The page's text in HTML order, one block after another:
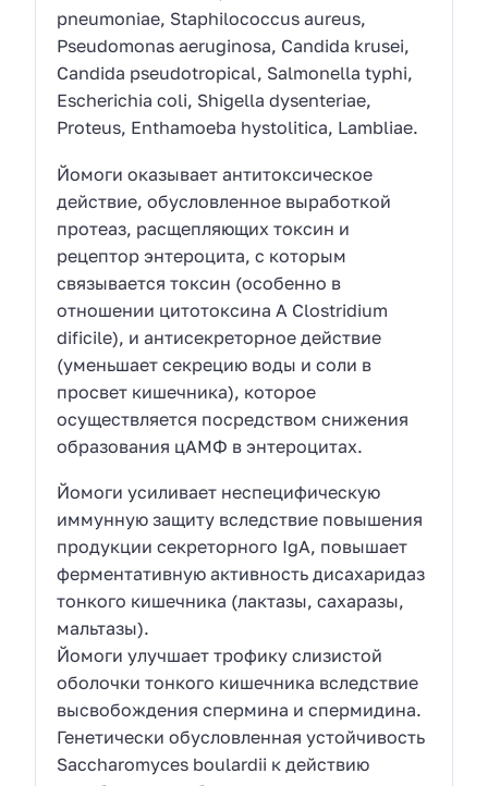
pneumoniae, Staphilococcus aureus,
Pseudomonas aeruginosa, Candida krusei,
Candida pseudotropical, Salmonella typhi,
Escherichia coli, Shigella dysenteriae,
Proteus, Enthamoeba hystolitica, Lambliae.
Йомоги оказывает антитоксическое
действие, обусловленное выработкой
протеаз, расщепляющих токсин и
рецептор энтероцита, с которым
связывается токсин (особенно в
отношении цитотоксина А Clostridium
dificile), и антисекреторное действие
(уменьшает секрецию воды и соли в
просвет кишечника), которое
осуществляется посредством снижения
образования цАМФ в энтероцитах.
Йомоги усиливает неспецифическую
иммунную защиту вследствие повышения
продукции секреторного IgA, повышает
ферментативную активность дисахаридаз
тонкого кишечника (лактазы, сахаразы,
мальтазы).
Йомоги улучшает трофику слизистой
оболочки тонкого кишечника вследствие
высвобождения спермина и спермидина.
Генетически обусловленная устойчивость
Saccharomyces boulardii к действию